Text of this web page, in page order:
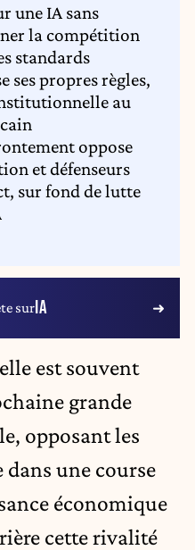
une IA sans
la compétition
standards
propres règles,
au
oppose
et défenseurs
sur fond de lutte
surIA
est souvent
grande
opposant les
une course
économique
cette rivalité